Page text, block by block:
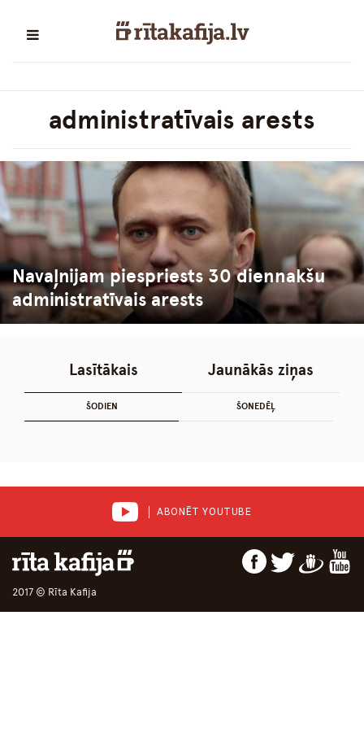
administratīvais arests
Navaļnijam piespriests 30 diennakšu
administratīvais arests
Lasītākais
ŠODIEN ŠONEDĒĻ
Jaunākās ziņas
ABONĒT YOUTUBE
2017 © Rīta Kafija